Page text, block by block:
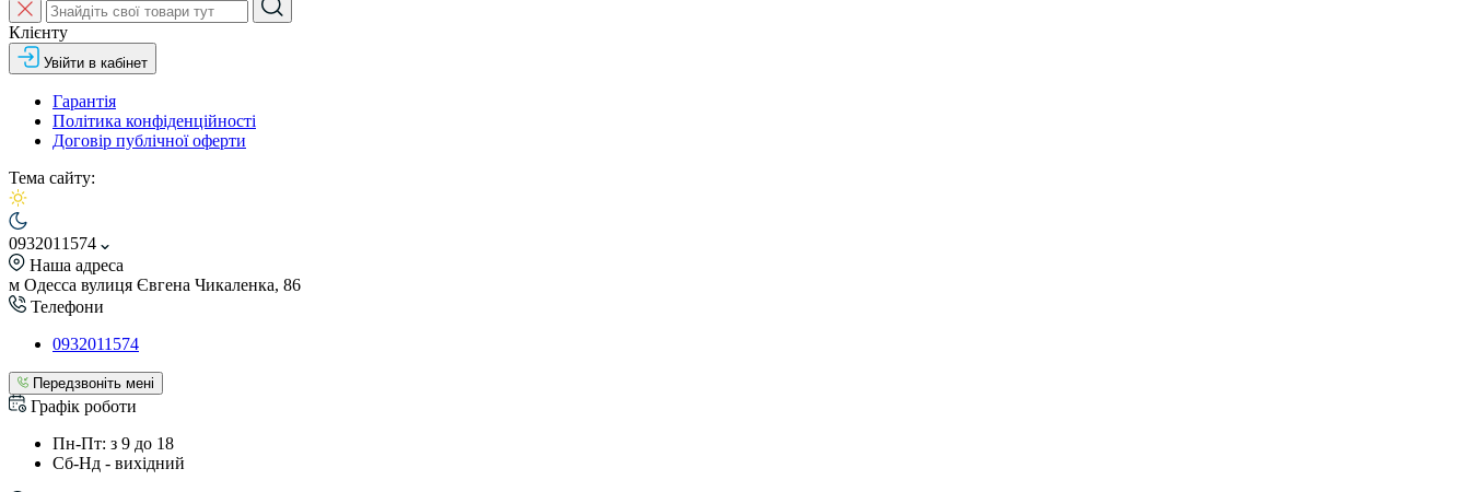
Клієнту
Увійти в кабінет
Гарантія
Політика конфіденційності
Договір публічної оферти
Тема сайту:
0932011574
Наша адреса
м Одесса вулиця Євгена Чикаленка, 86
Телефони
0932011574
Передзвоніть мені
Графік роботи
Пн-Пт: з 9 до 18
Сб-Нд - вихідний